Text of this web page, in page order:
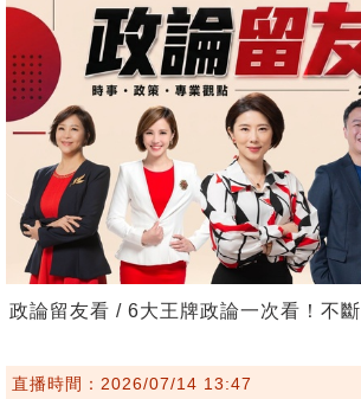
政論留友看 / 6大王牌政論一次看！不
直播時間：2026/07/14 13:47